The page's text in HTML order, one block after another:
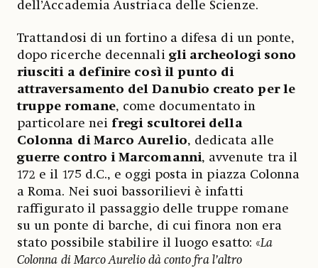
dell’Accademia Austriaca delle Scienze.
Trattandosi di un fortino a difesa di un ponte,
dopo ricerche decennali gli archeologi sono
riusciti a definire così il punto di
attraversamento del Danubio creato per le
truppe romane, come documentato in
particolare neifregi scultorei della
Colonna di Marco Aurelio, dedicata alle
guerre contro i Marcomanni, avvenute tra il
172 e il 175 d.C., e oggi posta in piazza Colonna
a Roma. Nei suoi bassorilievi è infatti
raffigurato il passaggio delle truppe romane
su un ponte di barche, di cui finora non era
stato possibile stabilire il luogo esatto: «La
Colonna di Marco Aurelio dà conto fra l’altro